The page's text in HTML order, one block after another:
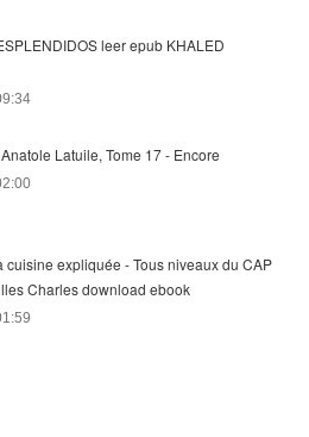
leer epub KHALED
Latuile, Tome 17 - Encore
cuisine expliquée - Tous niveaux du CAP
Charles download ebook